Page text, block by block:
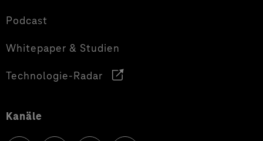
Podcast
Whitepaper & Studien
Technologie-Radar
Kanäle